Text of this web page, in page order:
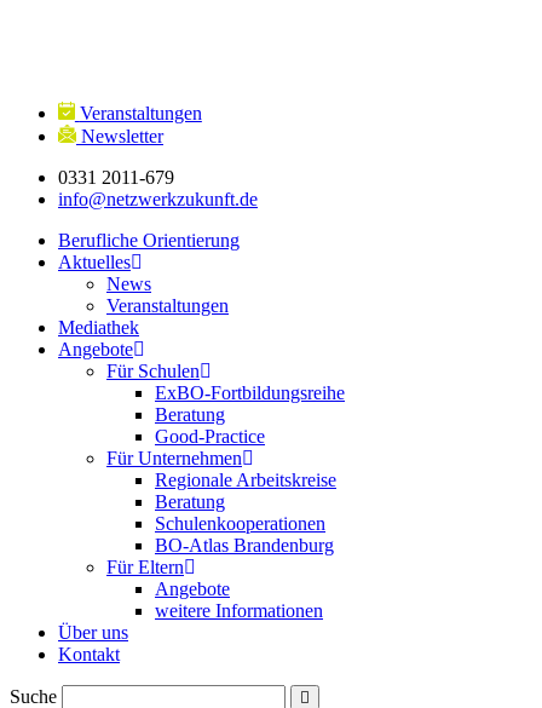
Veranstaltungen
Newsletter
0331 2011-679
info@netzwerkzukunft.de
Berufliche Orientierung
Aktuelles
News
Veranstaltungen
Mediathek
Angebote
Für Schulen
ExBO-Fortbildungsreihe
Beratung
Good-Practice
Für Unternehmen
Regionale Arbeitskreise
Beratung
Schulenkooperationen
BO-Atlas Brandenburg
Für Eltern
Angebote
weitere Informationen
Über uns
Kontakt
Suche